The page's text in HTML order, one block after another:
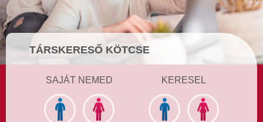
TÁRSKERESŐ KÖTCSE
SAJÁT NEMED KERESEL